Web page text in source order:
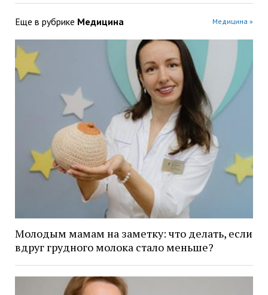
Еще в рубрике Медицина Медицина »
Молодым мамам на заметку: что делать, если
вдруг грудного молока стало меньше?